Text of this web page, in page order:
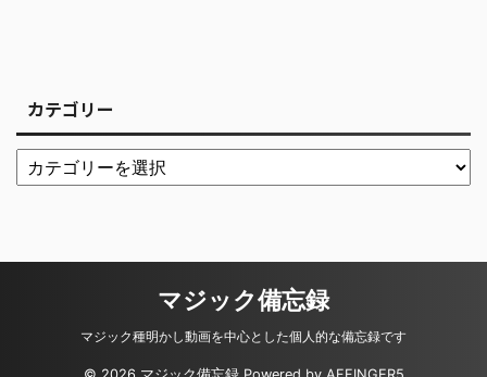
カテゴリー
マジック備忘録
マジック種明かし動画を中心とした個人的な備忘録です